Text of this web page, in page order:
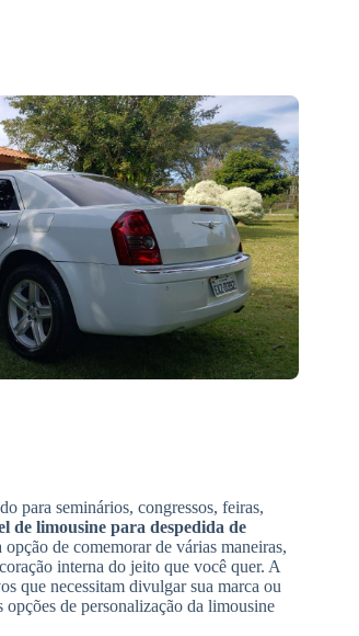
para seminários, congressos, feiras,
de limousine para despedida de
de comemorar de várias maneiras,
interna do jeito que você quer. A
que necessitam divulgar sua marca ou
de personalização da limousine